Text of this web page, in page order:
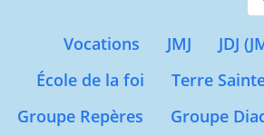
Vocations JMJ JDJ
École de la foi
Terre
Groupe Repères
Groupe